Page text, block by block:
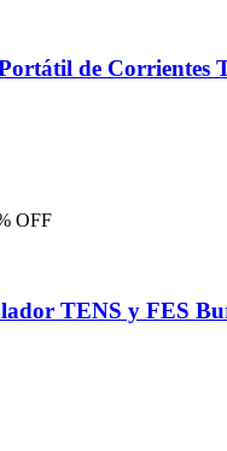
de Corrientes
OFF
TENS y FES